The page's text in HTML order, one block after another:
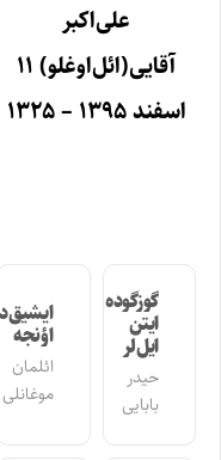
علی‌اکبر
آقایی(ائل‌اوغلو) ۱۱
اسفند ۱۳۹۵ – ۱۳۲۵
گوزگوده
ایتن
ایل‌لر
حیدر
بابایی
ایشیق‌دان
اؤنجه
ائلمان
موغانلی